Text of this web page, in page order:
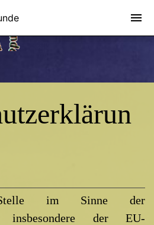
Stelle im Sinne der
insbesondere der EU-